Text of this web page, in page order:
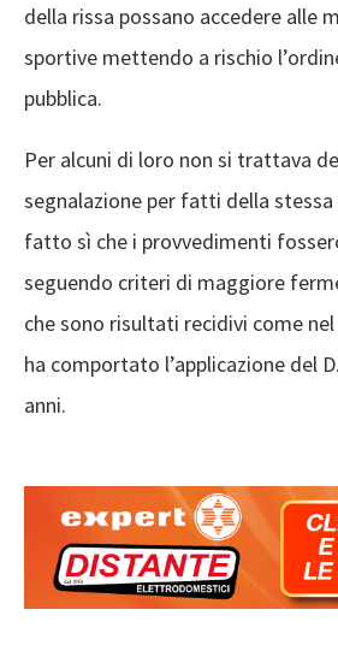
della rissa possano accedere alle
sportive mettendo a rischio
pubblica.
Per alcuni di loro non si trattava
segnalazione per fatti della
fatto sì che i provvedimenti
seguendo criteri di maggiore
che sono risultati recidivi come
ha comportato l’applicazione del
anni.